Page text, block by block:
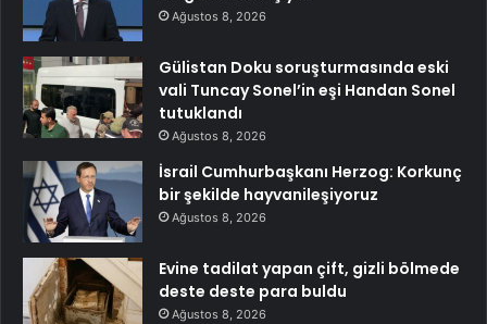
Ağustos 8, 2026
Gülistan Doku soruşturmasında eski
vali Tuncay Sonel’in eşi Handan Sonel
tutuklandı
Ağustos 8, 2026
İsrail Cumhurbaşkanı Herzog: Korkunç
bir şekilde hayvanileşiyoruz
Ağustos 8, 2026
Evine tadilat yapan çift, gizli bölmede
deste deste para buldu
Ağustos 8, 2026